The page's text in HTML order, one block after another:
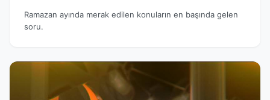
Ramazan ayında merak edilen konuların en başında gelen
soru.